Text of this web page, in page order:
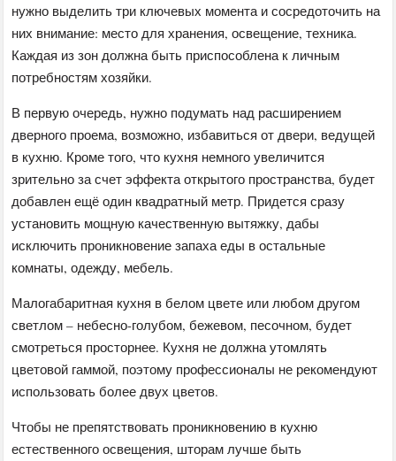
нужно выделить три ключевых момента и сосредоточить на
них внимание: место для хранения, освещение, техника.
Каждая из зон должна быть приспособлена к личным
потребностям хозяйки.
В первую очередь, нужно подумать над расширением
дверного проема, возможно, избавиться от двери, ведущей
в кухню. Кроме того, что кухня немного увеличится
зрительно за счет эффекта открытого пространства, будет
добавлен ещё один квадратный метр. Придется сразу
установить мощную качественную вытяжку, дабы
исключить проникновение запаха еды в остальные
комнаты, одежду, мебель.
Малогабаритная кухня в белом цвете или любом другом
светлом – небесно-голубом, бежевом, песочном, будет
смотреться просторнее. Кухня не должна утомлять
цветовой гаммой, поэтому профессионалы не рекомендуют
использовать более двух цветов.
Чтобы не препятствовать проникновению в кухню
естественного освещения, шторам лучше быть